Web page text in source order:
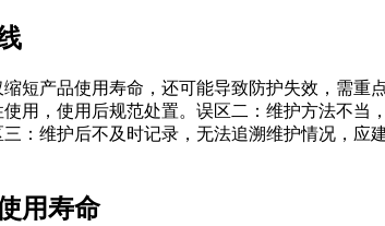
短产品使用寿命，还可能导致防护失效，需
用，使用后规范处置。误区二：维护方法不
：维护后不及时记录，无法追溯维护情况，
用寿命